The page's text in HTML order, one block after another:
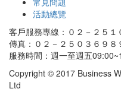
活動總覽
客戶服務專線：０２－２５１
傳真：０２－２５０３６９８
服務時間：週一至週五
Copyright © 2017 Business
Ltd